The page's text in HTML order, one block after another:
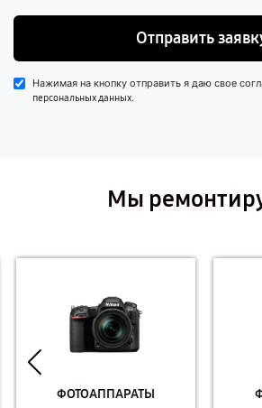
Отправить
Нажимая на кнопку отправить я даю свое
персональных данных.
Мы
ФОТОАППАРАТЫ